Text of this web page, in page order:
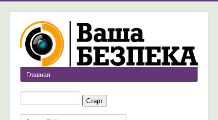
Главная